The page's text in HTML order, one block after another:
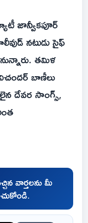
జాన్వీక‌పూర్
న‌టుడు సైఫ్
త‌మిళ
బాణీలు
దేవ‌ర‌ సాంగ్స్‌,
వార్తలను మీ